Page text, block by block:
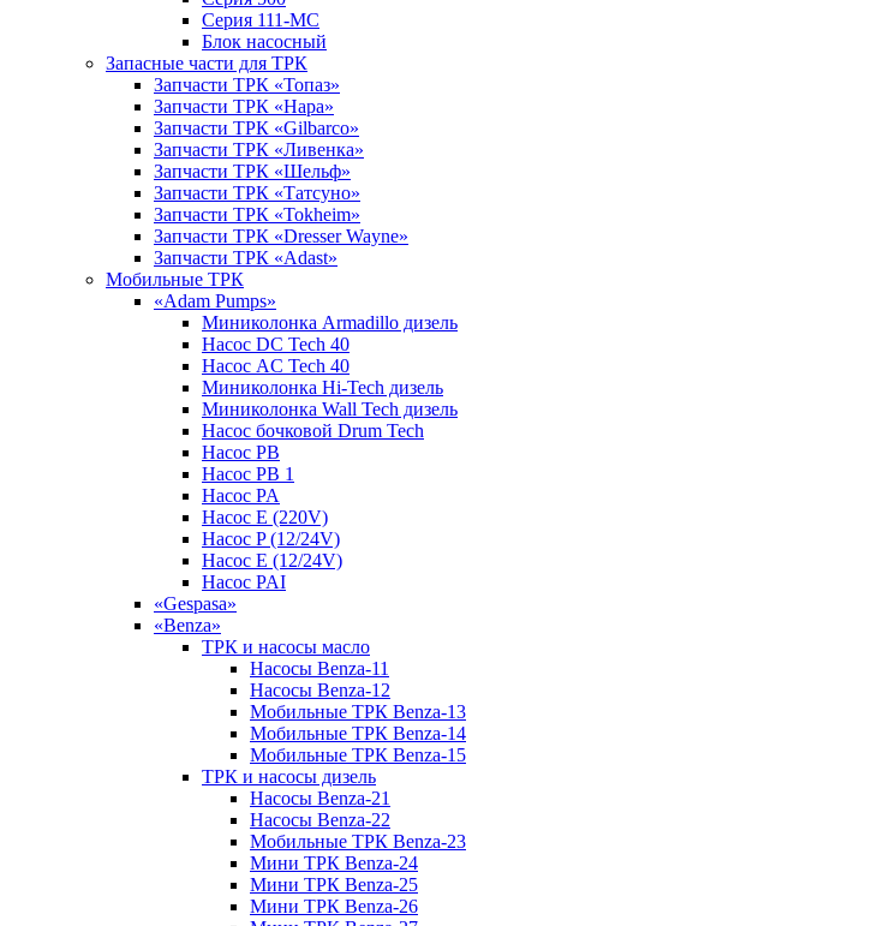
Серия 111-МС
Блок насосный
Запасные части для ТРК
Запчасти ТРК «Топаз»
Запчасти ТРК «Нара»
Запчасти ТРК «Gilbarco»
Запчасти ТРК «Ливенка»
Запчасти ТРК «Шельф»
Запчасти ТРК «Татсуно»
Запчасти ТРК «Tokheim»
Запчасти ТРК «Dresser Wayne»
Запчасти ТРК «Adast»
Мобильные ТРК
«Adam Pumps»
Миниколонка Armadillo дизель
Насос DC Tech 40
Насос AC Tech 40
Миниколонка Hi-Tech дизель
Миниколонка Wall Tech дизель
Насос бочковой Drum Tech
Насос PB
Насос PB 1
Насос PA
Насос E (220V)
Насос P (12/24V)
Насос E (12/24V)
Насос PAI
«Gespasa»
«Benza»
ТРК и насосы масло
Насосы Benza-11
Насосы Benza-12
Мобильные ТРК Benza-13
Мобильные ТРК Benza-14
Мобильные ТРК Benza-15
ТРК и насосы дизель
Насосы Benza-21
Насосы Benza-22
Мобильные ТРК Benza-23
Мини ТРК Benza-24
Мини ТРК Benza-25
Мини ТРК Benza-26